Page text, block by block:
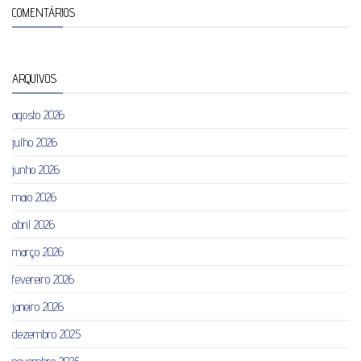
COMENTÁRIOS
ARQUIVOS
agosto 2026
julho 2026
junho 2026
maio 2026
abril 2026
março 2026
fevereiro 2026
janeiro 2026
dezembro 2025